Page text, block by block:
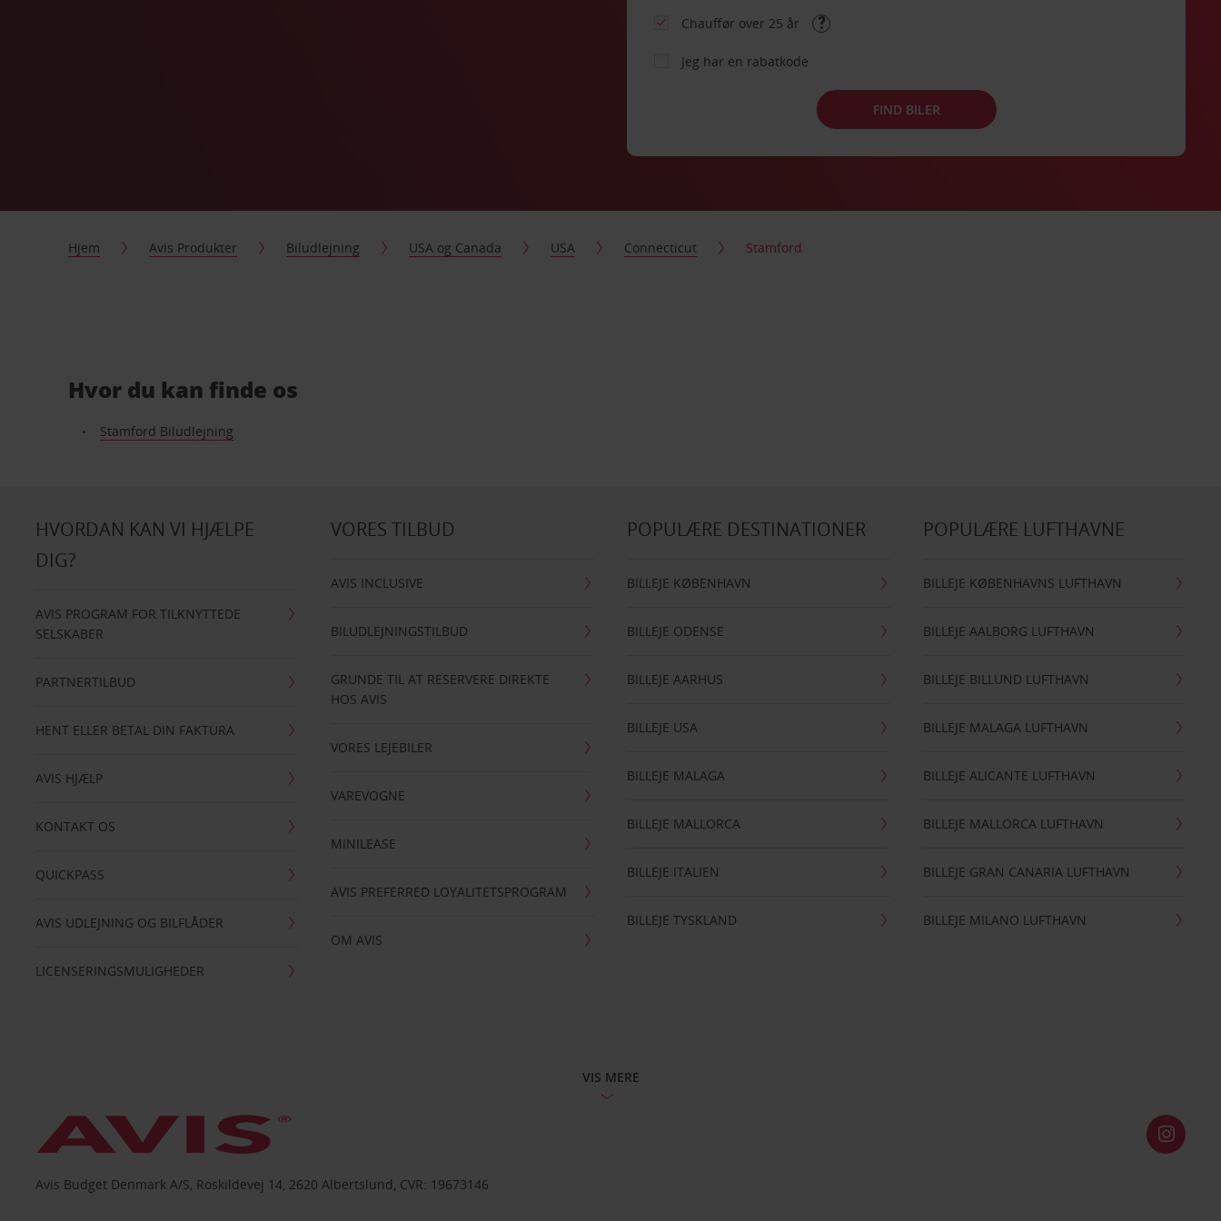
Chauffør over 25 år
Jeg har en rabatkode
FIND BILER
Hjem Avis Produkter Biludlejning USA og Canada USA Connecticut Stamford
Hvor du kan finde os
Stamford Biludlejning
HVORDAN KAN VI HJÆLPE
DIG?
AVIS PROGRAM FOR TILKNYTTEDE
SELSKABER
PARTNERTILBUD
HENT ELLER BETAL DIN FAKTURA
AVIS HJÆLP
KONTAKT OS
QUICKPASS
AVIS UDLEJNING OG BILFLÅDER
LICENSERINGSMULIGHEDER
VORES TILBUD
AVIS INCLUSIVE
BILUDLEJNINGSTILBUD
GRUNDE TIL AT RESERVERE DIREKTE
HOS AVIS
VORES LEJEBILER
VAREVOGNE
MINILEASE
AVIS PREFERRED LOYALITETSPROGRAM
OM AVIS
POPULÆRE DESTINATIONER
BILLEJE KØBENHAVN
BILLEJE ODENSE
BILLEJE AARHUS
BILLEJE USA
BILLEJE MALAGA
BILLEJE MALLORCA
BILLEJE ITALIEN
BILLEJE TYSKLAND
POPULÆRE LUFTHAVNE
BILLEJE KØBENHAVNS LUFTHAVN
BILLEJE AALBORG LUFTHAVN
BILLEJE BILLUND LUFTHAVN
BILLEJE MALAGA LUFTHAVN
BILLEJE ALICANTE LUFTHAVN
BILLEJE MALLORCA LUFTHAVN
BILLEJE GRAN CANARIA LUFTHAVN
BILLEJE MILANO LUFTHAVN
VIS MERE
Avis Budget Denmark A/S, Roskildevej 14, 2620 Albertslund, CVR: 19673146